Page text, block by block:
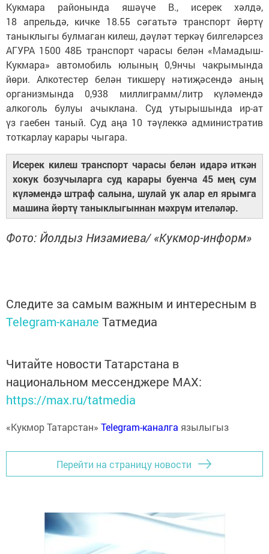
Кукмара районында яшәүче В., исерек хәлдә,
18 апрельдә, кичке 18.55 сәгатьтә транспорт йөртү
таныклыгы булмаган килеш, дәүләт теркәү билгеләрсез
АГУРА 1500 48Б транспорт чарасы белән «Мамадыш-
Кукмара» автомобиль юлының 0,9нчы чакрымында
йөри. Алкотестер белән тикшерү нәтиҗәсендә аның
организмында 0,938 миллиграмм/литр күләмендә
алкоголь булуы ачыклана. Суд утырышында ир-ат
үз гаебен таный. Суд аңа 10 тәүлеккә административ
тоткарлау карары чыгара.
Исерек килеш транспорт чарасы белән идарә иткән
хокук бозучыларга суд карары буенча 45 мең сум
күләмендә штраф салына, шулай ук алар ел ярымга
машина йөртү таныклыгыннан мәхрүм ителәләр.
Фото: Йолдыз Низамиева/ «Кукмор-информ»
Следите за самым важным и интересным в
Telegram-канале Татмедиа
Читайте новости Татарстана в
национальном мессенджере MАХ:
https://max.ru/tatmedia
«Кукмор Татарстан» Telegram-каналга язылыгыз
Перейти на страницу новости